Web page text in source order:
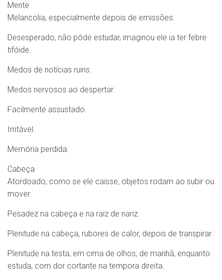
Mente
Melancolia, especialmente depois de emissões.
Desesperado, não pôde estudar, imaginou ele ia ter febre
tifóide.
Medos de notícias ruins.
Medos nervosos ao despertar.
Facilmente assustado.
Irritável.
Memória perdida.
Cabeça
Atordoado, como se ele caisse, objetos rodam ao subir ou
mover.
Pesadez na cabeça e na raiz de nariz.
Plenitude na cabeça, rubores de calor, depois de transpirar.
Plenitude na testa, em cima de olhos, de manhã, enquanto
estuda, com dor cortante na tempora direita.